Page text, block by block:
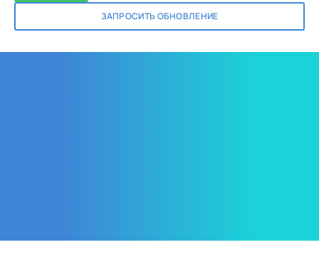
ЗАПРОСИТЬ ОБНОВЛЕНИЕ